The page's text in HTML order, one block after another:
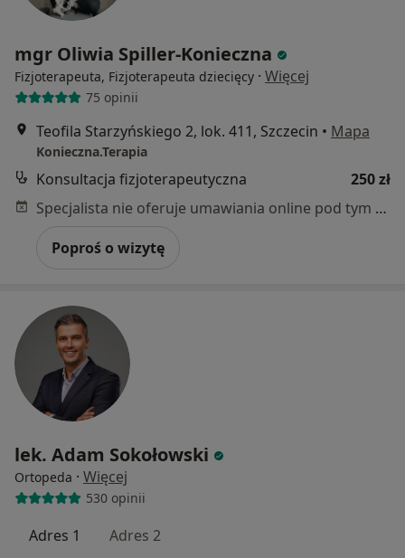
mgr Oliwia Spiller-Konieczna
Fizjoterapeuta, Fizjoterapeuta dziecięcy · Więcej
75 opinii
Teofila Starzyńskiego 2, lok. 411, Szczecin • Mapa
Konieczna.Terapia
Konsultacja fizjoterapeutyczna
250 zł
Specjalista nie oferuje umawiania online pod tym adresem.
Poproś o wizytę
lek. Adam Sokołowski
Ortopeda · Więcej
530 opinii
Adres 1 Adres 2